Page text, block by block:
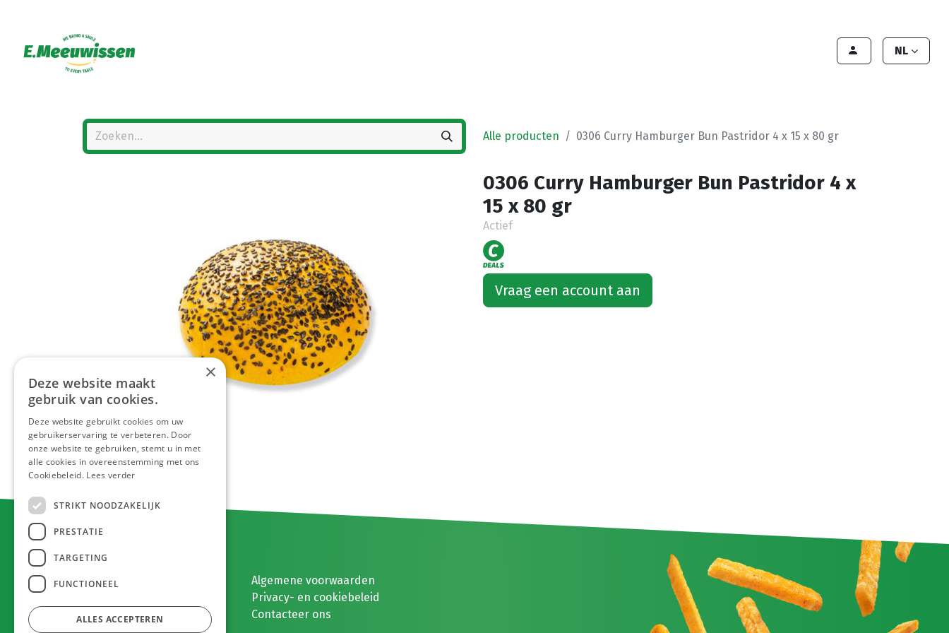
NL
Alle producten 0306 Curry Hamburger Bun Pastridor 4 x 15 x 80 gr
0306 Curry Hamburger Bun Pastridor 4 x
15 x 80 gr
Actief
Vraag een account aan
E. MEEUWISSEN BV
Gaston Eyskenslaan 2
3900 Pelt, België
Algemene voorwaarden
Privacy- en cookiebeleid
Contacteer ons
×
Deze website maakt
gebruik van cookies.
Deze website gebruikt cookies om uw
gebruikerservaring te verbeteren. Door
onze website te gebruiken, stemt u in met
alle cookies in overeenstemming met ons
Cookiebeleid. Lees verder
STRIKT NOODZAKELIJK
PRESTATIE
TARGETING
FUNCTIONEEL
ALLES ACCEPTEREN